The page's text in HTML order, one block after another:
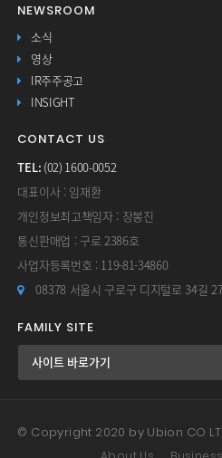
NEWSROOM
소식
영상
IR주주공고
INSIGHT
CONTACT US
TEL: (02) 1600-0052
대표이사 : 임재환
개인정보최고책임자 : 장봉진
통신판매업 : 구로 2386호
사업자등록번호 : 119-81-34860
08378 서울시 구로구 디지털로 34길
FAMILY SITE
© Copyright 2020 by Ubion CO